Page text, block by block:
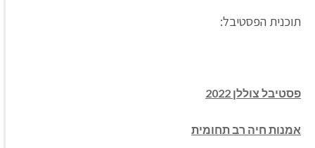
תוכנית הפסטיבל:
פסטיבל צוללן 2022
אמנות חיה רב תחומית